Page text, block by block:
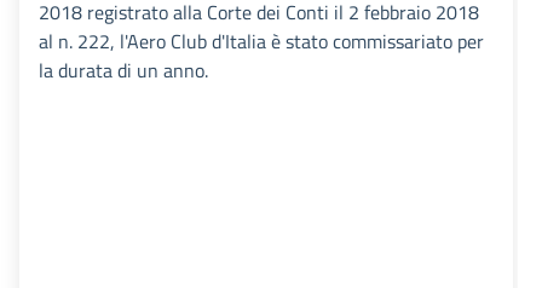
2018 registrato alla Corte dei Conti il 2 febbraio 2018
al n. 222, l'Aero Club d'Italia è stato commissariato per
la durata di un anno.